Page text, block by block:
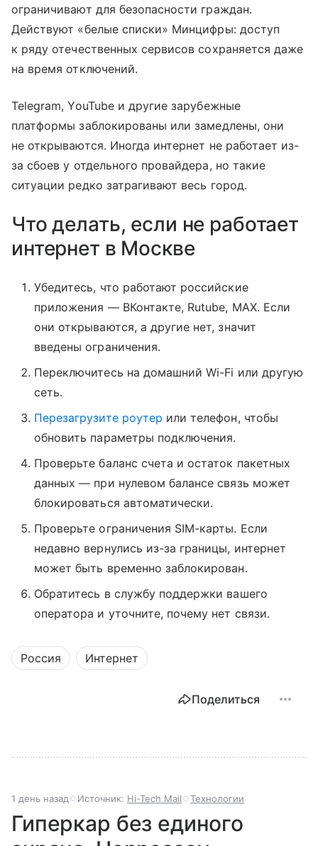
ограничивают для безопасности граждан.
Действуют «белые списки» Минцифры: доступ
к ряду отечественных сервисов сохраняется даже
на время отключений.
Telegram, YouTube и другие зарубежные
платформы заблокированы или замедлены, они
не открываются. Иногда интернет не работает из-
за сбоев у отдельного провайдера, но такие
ситуации редко затрагивают весь город.
Что делать, если не работает
интернет в Москве
Убедитесь, что работают российские
приложения — ВКонтакте, Rutube, MAX. Если
они открываются, а другие нет, значит
введены ограничения.
Переключитесь на домашний Wi-Fi или другую
сеть.
Перезагрузите роутер или телефон, чтобы
обновить параметры подключения.
Проверьте баланс счета и остаток пакетных
данных — при нулевом балансе связь может
блокироваться автоматически.
Проверьте ограничения SIM-карты. Если
недавно вернулись из-за границы, интернет
может быть временно заблокирован.
Обратитесь в службу поддержки вашего
оператора и уточните, почему нет связи.
Россия Интернет
Поделиться
1 день назад Источник: Hi-Tech Mail Технологии
Гиперкар без единого